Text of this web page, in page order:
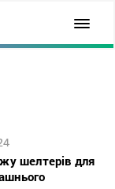
шелтерів для